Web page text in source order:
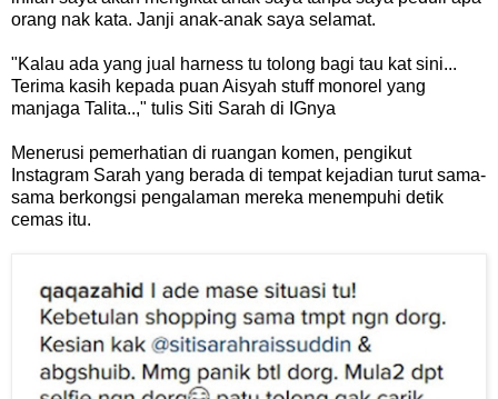
orang nak kata. Janji anak-anak saya selamat.
"Kalau ada yang jual harness tu tolong bagi tau kat sini...
Terima kasih kepada puan Aisyah stuff monorel yang
manjaga Talita..," tulis Siti Sarah di IGnya
Menerusi pemerhatian di ruangan komen, pengikut
Instagram Sarah yang berada di tempat kejadian turut sama-
sama berkongsi pengalaman mereka menempuhi detik
cemas itu.